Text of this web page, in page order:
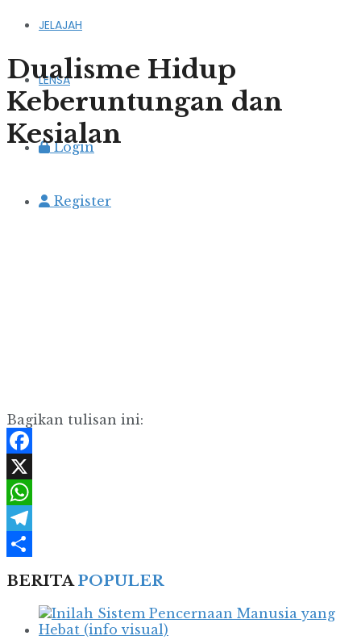
JELAJAH
LENSA
Login
Register
Dualisme Hidup
Keberuntungan dan
Kesialan
Bagikan tulisan ini:
Facebook
X
WhatsApp
Telegram
BERITAPOPULER